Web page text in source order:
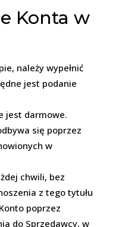
Konta w
należy wypełnić
jest podanie
jest darmowe.
się poprzez
w
chwili, bez
z tego tytułu
poprzez
do Sprzedawcy, w